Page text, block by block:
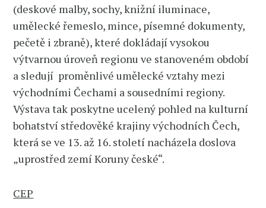
(deskové malby, sochy, knižní iluminace,
umělecké řemeslo, mince, písemné dokumenty,
pečetě i zbraně), které dokládají vysokou
výtvarnou úroveň regionu ve stanoveném období
a sledují proměnlivé umělecké vztahy mezi
východními Čechami a sousedními regiony.
Výstava tak poskytne ucelený pohled na kulturní
bohatství středověké krajiny východních Čech,
která se ve 13. až 16. století nacházela doslova
„uprostřed zemí Koruny české“.
CEP